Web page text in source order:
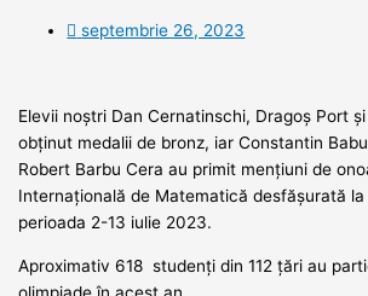
septembrie 26, 2023
Elevii noștri Dan Cernatinschi, Dragoș Port
obținut medalii de bronz, iar Constantin
Robert Barbu Cera au primit mențiuni de
Internațională de Matematică desfășurată la
perioada 2-13 iulie 2023.
Aproximativ 618 studenți din 112 țări au
olimpiade în acest an.